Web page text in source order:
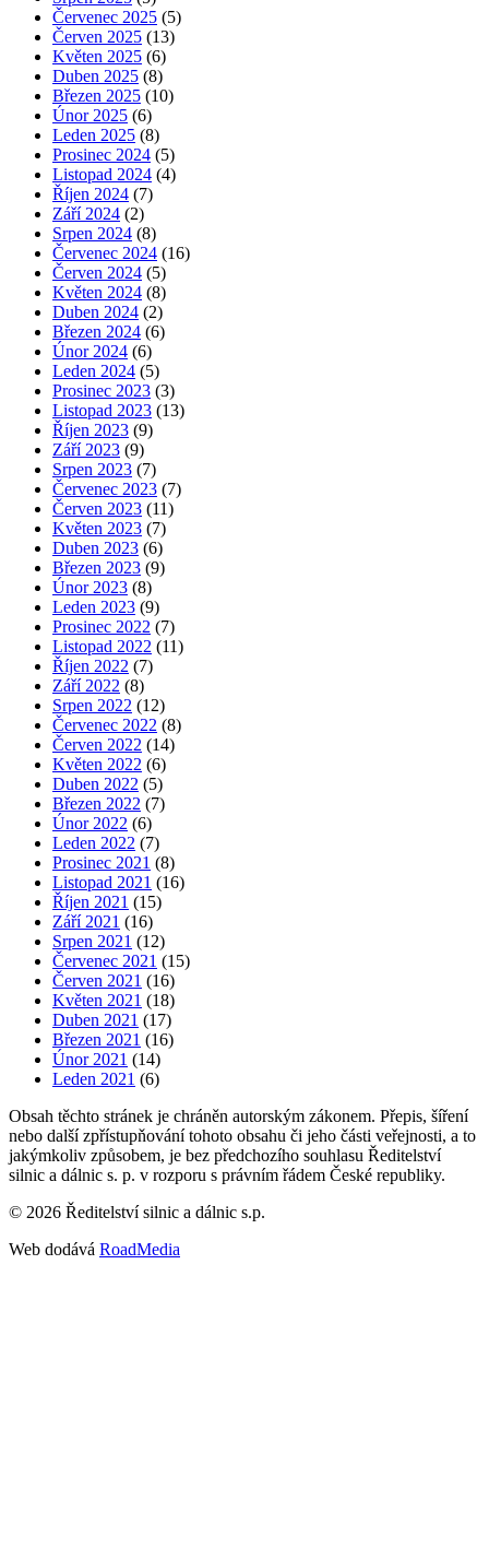
Červenec 2025 (5)
Červen 2025 (13)
Květen 2025 (6)
Duben 2025 (8)
Březen 2025 (10)
Únor 2025 (6)
Leden 2025 (8)
Prosinec 2024 (5)
Listopad 2024 (4)
Říjen 2024 (7)
Září 2024 (2)
Srpen 2024 (8)
Červenec 2024 (16)
Červen 2024 (5)
Květen 2024 (8)
Duben 2024 (2)
Březen 2024 (6)
Únor 2024 (6)
Leden 2024 (5)
Prosinec 2023 (3)
Listopad 2023 (13)
Říjen 2023 (9)
Září 2023 (9)
Srpen 2023 (7)
Červenec 2023 (7)
Červen 2023 (11)
Květen 2023 (7)
Duben 2023 (6)
Březen 2023 (9)
Únor 2023 (8)
Leden 2023 (9)
Prosinec 2022 (7)
Listopad 2022 (11)
Říjen 2022 (7)
Září 2022 (8)
Srpen 2022 (12)
Červenec 2022 (8)
Červen 2022 (14)
Květen 2022 (6)
Duben 2022 (5)
Březen 2022 (7)
Únor 2022 (6)
Leden 2022 (7)
Prosinec 2021 (8)
Listopad 2021 (16)
Říjen 2021 (15)
Září 2021 (16)
Srpen 2021 (12)
Červenec 2021 (15)
Červen 2021 (16)
Květen 2021 (18)
Duben 2021 (17)
Březen 2021 (16)
Únor 2021 (14)
Leden 2021 (6)
Obsah těchto stránek je chráněn autorským zákonem. Přepis, šíření
nebo další zpřístupňování tohoto obsahu či jeho části veřejnosti, a to
jakýmkoliv způsobem, je bez předchozího souhlasu Ředitelství
silnic a dálnic s. p. v rozporu s právním řádem České republiky.
© 2026 Ředitelství silnic a dálnic s.p.
Web dodává RoadMedia